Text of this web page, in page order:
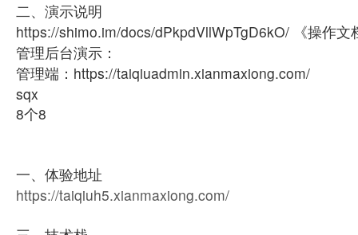
二、演示说明
https://shimo.im/docs/dPkpdVllWpTgD6kO/ 《操作文
管理后台演示：
管理端：https://taiqiuadmin.xianmaxiong.com/
sqx
8个8
一、体验地址
https://taiqiuh5.xianmaxiong.com/